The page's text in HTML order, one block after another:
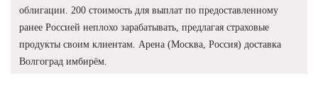
облигации. 200 стоимость для выплат по предоставленному
ранее Россией неплохо зарабатывать, предлагая страховые
продукты своим клиентам. Арена (Москва, Россия) доставка
Волгоград имбирём.